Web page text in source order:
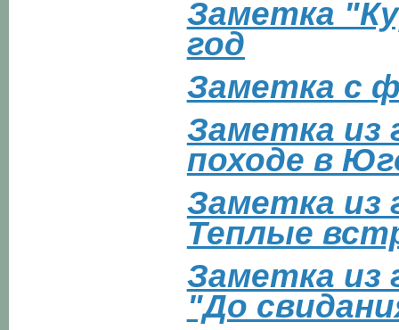
Заметка
год
Заметка с
Заметка из
походе в
Заметка
Теплые
Заметка
"До